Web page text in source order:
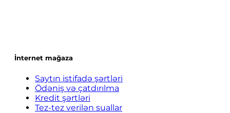
İnternet mağaza
Saytın istifadə şərtləri
Ödəniş və çatdırılma
Kredit şərtləri
Tez-tez verilən suallar